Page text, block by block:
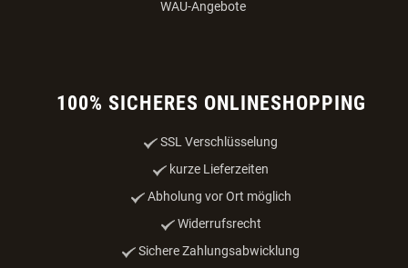
WAU-Angebote
100% SICHERES ONLINESHOPPING
SSL Verschlüsselung
kurze Lieferzeiten
Abholung vor Ort möglich
Widerrufsrecht
Sichere Zahlungsabwicklung